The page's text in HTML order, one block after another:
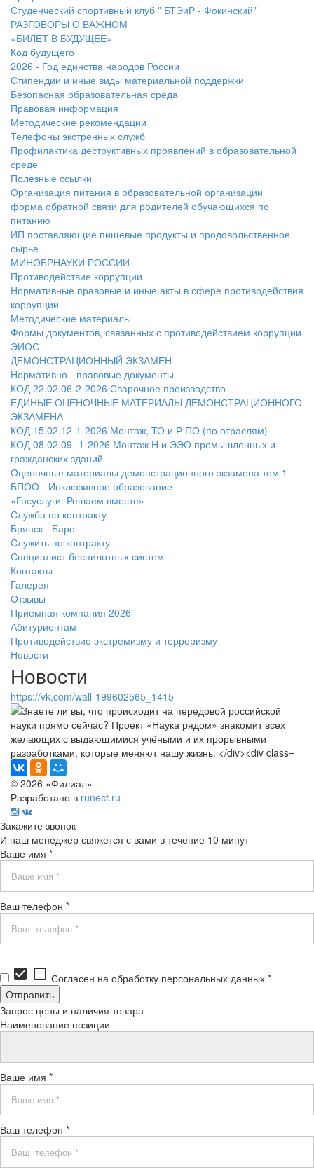
Студенческий спортивный клуб " БТЭиР - Фокинский"
РАЗГОВОРЫ О ВАЖНОМ
«БИЛЕТ В БУДУЩЕЕ»
Код будущего
2026 - Год единства народов России
Стипендии и иные виды материальной поддержки
Безопасная образовательная среда
Правовая информация
Методические рекомендации
Телефоны экстренных служб
Профилактика деструктивных проявлений в образовательной
среде
Полезные ссылки
Организация питания в образовательной организации
форма обратной связи для родителей обучающихся по
питанию
ИП поставляющие пищевые продукты и продовольственное
сырье
МИНОБРНАУКИ РОССИИ
Противодействие коррупции
Нормативные правовые и иные акты в сфере противодействия
коррупции
Методические материалы
Формы документов, связанных с противодействием коррупции
ЭИОС
ДЕМОНСТРАЦИОННЫЙ ЭКЗАМЕН
Нормативно - правовые документы
КОД 22.02.06-2-2026 Сварочное производство
ЕДИНЫЕ ОЦЕНОЧНЫЕ МАТЕРИАЛЫ ДЕМОНСТРАЦИОННОГО
ЭКЗАМЕНА
КОД 15.02.12-1-2026 Монтаж, ТО и Р ПО (по отраслям)
КОД 08.02.09 -1-2026 Монтаж Н и ЭЭО промышленных и
гражданских зданий
Оценочные материалы демонстрационного экзамена том 1
БПОО - Инклюзивное образование
«Госуслуги. Решаем вместе»
Служба по контракту
Брянск - Барс
Служить по контракту
Специалист беспилотных систем
Контакты
Галерея
Отзывы
Приемная компания 2026
Абитуриентам
Противодействие экстремизму и терроризму
Новости
Новости
https://vk.com/wall-199602565_1415
© 2026 «Филиал»
Разработано в runect.ru
Закажите звонок
И наш менеджер свяжется с вами в течение 10 минут
Ваше имя *
Ваш телефон *
check_box check_box_outline_blank Согласен на обработку персональных данных *
Запрос цены и наличия товара
Наименование позиции
Ваше имя *
Ваш телефон *